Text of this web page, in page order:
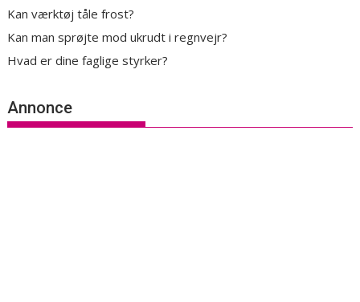
Kan værktøj tåle frost?
Kan man sprøjte mod ukrudt i regnvejr?
Hvad er dine faglige styrker?
Annonce